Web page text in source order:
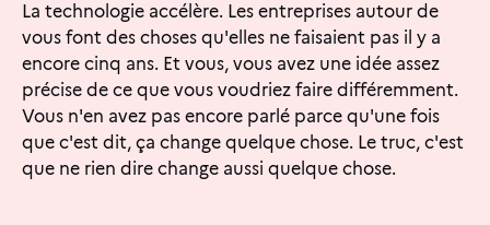
La technologie accélère. Les entreprises autour de
vous font des choses qu'elles ne faisaient pas il y a
encore cinq ans. Et vous, vous avez une idée assez
précise de ce que vous voudriez faire différemment.
Vous n'en avez pas encore parlé parce qu'une fois
que c'est dit, ça change quelque chose. Le truc, c'est
que ne rien dire change aussi quelque chose.